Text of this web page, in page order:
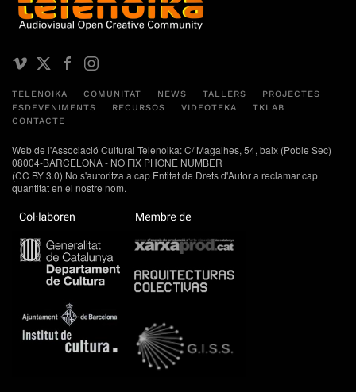
TELENOIKA COMUNITAT NEWS TALLERS
PROJECTES
ESDEVENIMENTS
RECURSOS VIDEOTEKA
TKLAB
CONTACTE
Web de l'Associació Cultural Telenoika: C/ Magalhes, 54, baix (Poble Sec)
08004-BARCELONA - NO FIX PHONE NUMBER
(CC BY 3.0) No s'autoritza a cap Entitat de Drets d'Autor a reclamar cap
quantitat en el nostre nom.